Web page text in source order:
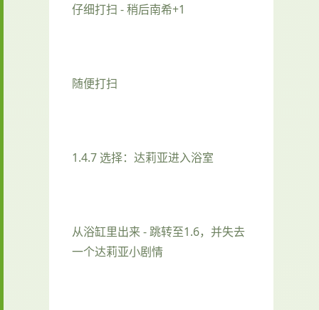
仔细打扫 - 稍后南希+1
随便打扫
1.4.7 选择：达莉亚进入浴室
从浴缸里出来 - 跳转至1.6，并失去
一个达莉亚小剧情